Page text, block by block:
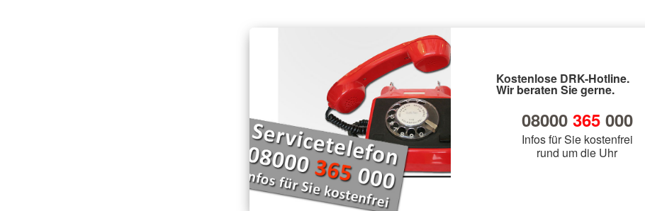
Kostenlose DRK-Hotline.
Wir beraten Sie gerne.
08000 365000
Infos für Sie kostenfrei
rund um die Uhr